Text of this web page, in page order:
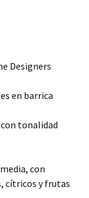
Designers
en barrica
tonalidad
con
cítricos y frutas